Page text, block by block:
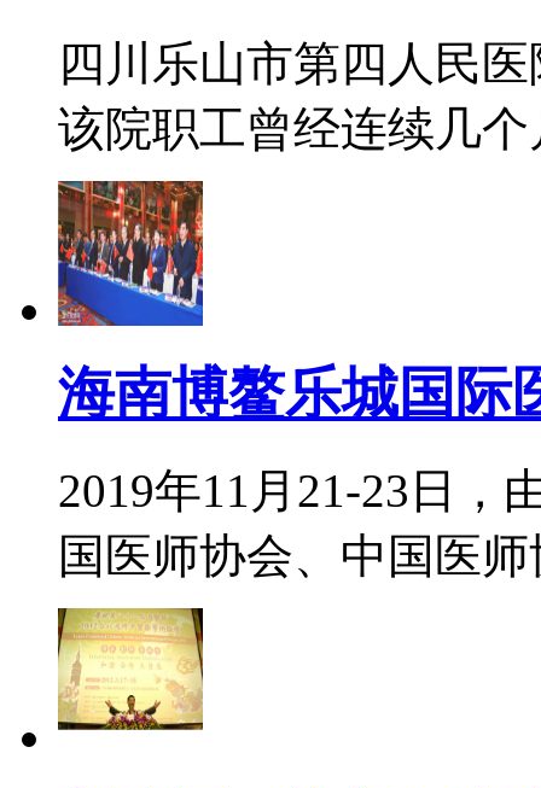
四川乐山市第四人民
该院职工曾经连续几个
海南博鳌乐城国际
2019年11月21-23日，
国医师协会、中国医